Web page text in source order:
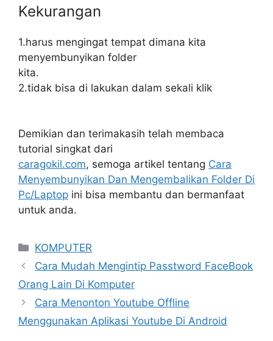
Kekurangan
1.harus mengingat tempat dimana kita
menyembunyikan folder
kita.
2.tidak bisa di lakukan dalam sekali klik
Demikian dan terimakasih telah membaca
tutorial singkat dari
caragokil.com, semoga artikel tentang Cara
Menyembunyikan Dan Mengembalikan Folder Di
Pc/Laptop ini bisa membantu dan bermanfaat
untuk anda.
Categories
KOMPUTER
Cara Mudah Mengintip Passtword FaceBook
Orang Lain Di Komputer
Cara Menonton Youtube Offline
Menggunakan Aplikasi Youtube Di Android